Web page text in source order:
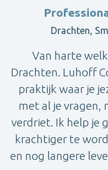
Drachten,
Van harte
Drachten. Luhoff
praktijk waar je
met al je vragen,
verdriet. Ik help je
krachtiger te
en nog langere